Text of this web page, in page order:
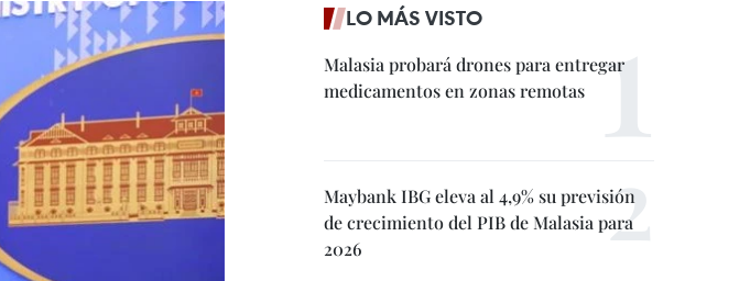
LO MÁS VISTO
Malasia probará drones para entregar
medicamentos en zonas remotas
Maybank IBG eleva al 4,9% su previsión
de crecimiento del PIB de Malasia para
2026